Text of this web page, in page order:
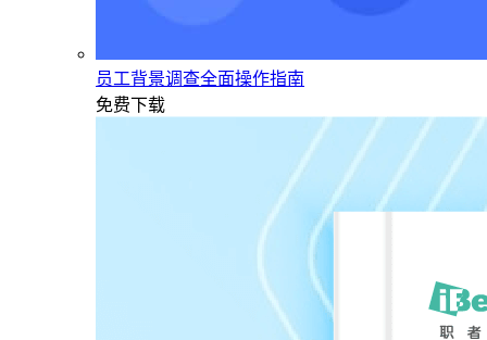
员工背景调查全面操作指南
免费下载